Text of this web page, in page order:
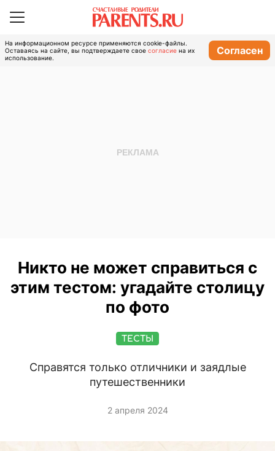
На информационном ресурсе применяются cookie-файлы.
Оставаясь на сайте, вы подтверждаете свое согласие на их
использование.
Согласен
Никто не может справиться с
этим тестом: угадайте столицу
по фото
ТЕСТЫ
Справятся только отличники и заядлые
путешественники
2 апреля 2024